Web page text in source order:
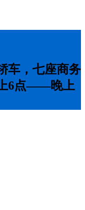
车，七座商务
6点——晚上